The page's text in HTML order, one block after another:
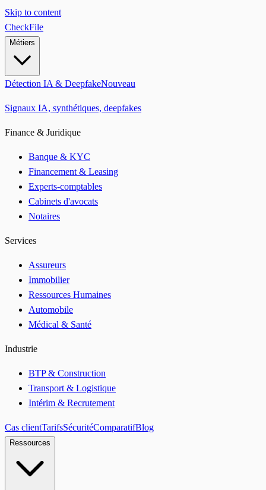
Skip to content
CheckFile
Métiers
Détection IA & DeepfakeNouveau
Signaux IA, synthétiques, deepfakes
Finance & Juridique
Banque & KYC
Financement & Leasing
Experts-comptables
Cabinets d'avocats
Notaires
Services
Assureurs
Immobilier
Ressources Humaines
Automobile
Médical & Santé
Industrie
BTP & Construction
Transport & Logistique
Intérim & Recrutement
Cas clientTarifsSécuritéComparatifBlog
Ressources